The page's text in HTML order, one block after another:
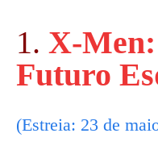
1. X-
Futuro
(Estreia: 23 de